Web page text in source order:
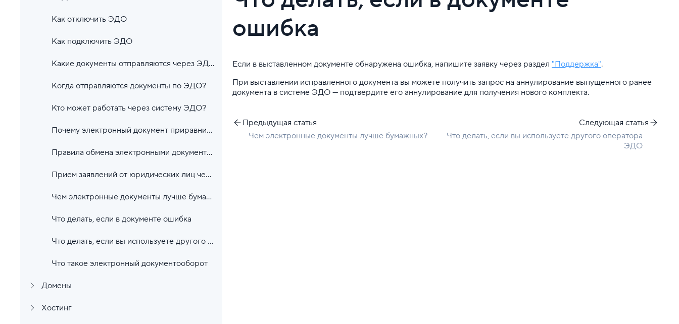
Как отключить ЭДО
Как подключить ЭДО
Какие документы отправляются через ЭДО
Когда отправляются документы по ЭДО?
Кто может работать через систему ЭДО?
Почему электронный документ приравнивается к бумажному?
Правила обмена электронными документами
Прием заявлений от юридических лиц через ЭДО
Чем электронные документы лучше бумажных?
Что делать, если в документе ошибка
Что делать, если вы используете другого оператора ЭДО
Что такое электронный документооборот
Домены
Хостинг
ошибка
Если в выставленном документе обнаружена ошибка, напишите заявку через раздел "Поддержка".
При выставлении исправленного документа вы можете получить запрос на аннулирование выпущенного ранее
документа в системе ЭДО — подтвердите его аннулирование для получения нового комплекта.
Предыдущая статья
Чем электронные документы лучше бумажных?
Следующая статья
Что делать, если вы используете другого оператора
ЭДО